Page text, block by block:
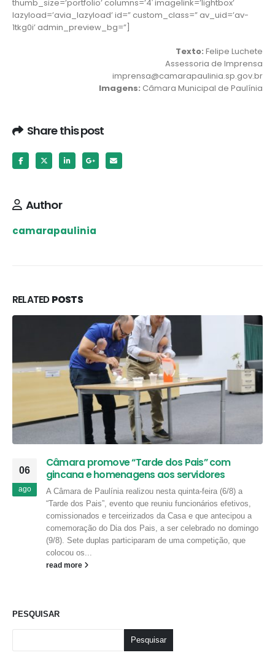
thumb_size=’portfolio’ columns=’4′ imagelink=’lightbox’
lazyload=’avia_lazyload’ id=” custom_class=” av_uid=’av-
1tkg0i’ admin_preview_bg=”]
Texto: Felipe Luchete
Assessoria de Imprensa
imprensa@camarapaulinia.sp.gov.br
Imagens: Câmara Municipal de Paulínia
Share this post
Author
camarapaulinia
RELATEDPOSTS
06
ago
Câmara promove “Tarde dos Pais” com
gincana e homenagens aos servidores
A Câmara de Paulínia realizou nesta quinta-feira (6/8) a
“Tarde dos Pais”, evento que reuniu funcionários efetivos,
comissionados e terceirizados da Casa e que antecipou a
comemoração do Dia dos Pais, a ser celebrado no domingo
(9/8). Sete duplas participaram de uma competição, que
colocou os...
read more
PESQUISAR
Pesquisar